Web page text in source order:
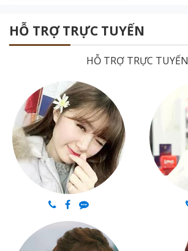
HỖ TRỢ TRỰC TUYẾN
HỖ TRỢ TRỰC TUYẾN